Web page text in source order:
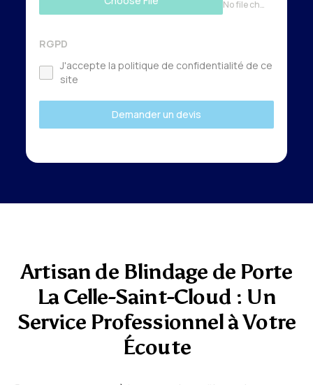
No file chosen
RGPD
J'accepte la politique de confidentialité de ce
site
Demander un devis
Artisan de Blindage de Porte
La Celle-Saint-Cloud : Un
Service Professionnel à Votre
Écoute